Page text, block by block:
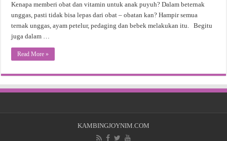
Kenapa memberi obat dan vitamin untuk anak puyuh? Dalam beternak
unggas, pasti tidak bisa lepas dari obat – obatan kan? Hampir semua
ternak unggas, ayam petelur, pedaging dan bebek melakukan itu. Begitu
juga dalam …
Read More »
KAMBINGJOYNIM.COM